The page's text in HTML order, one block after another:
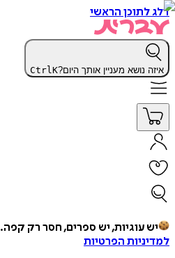
דלג לתוכן הראשי
איזה נושא מעניין אותך היום? CtrlK
יש עוגיות, יש ספרים, חסר רק קפה.
למדיניות הפרטיות